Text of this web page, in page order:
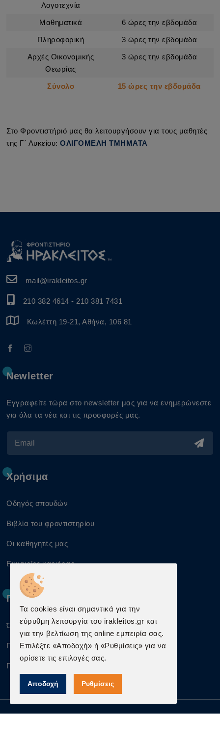
Λογοτεχνία
Μαθηματικά 6 ώρες την εβδομάδα
Πληροφορική 3 ώρες την εβδομάδα
Αρχές Οικονομικής
Θεωρίας
3 ώρες την εβδομάδα
Σύνολο 15 ώρες την εβδομάδα
Στο Φροντιστήριό μας θα λειτουργήσουν για τους μαθητές
της Γ´ Λυκείου:ΟΛΙΓΟΜΕΛΗ ΤΜΗΜΑΤΑ
mail@irakleitos.gr
210 382 4614 - 210 381 7431
Κωλέττη 19-21, Αθήνα, 106 81
Χρήσιμα
Οδηγός σπουδών
Βιβλία του φροντιστηρίου
Οι καθηγητές μας
Ευκαιρίες καριέρας
Πληροφορίες
Όροι χρήσης
Προστασία προσωπικών δεδομένων
Πληροφορίες Cookies
Newletter
Εγγραφείτε τώρα στο newsletter μας για να ενημερώνεστε
για όλα τα νέα και τις προσφορές μας.
Τα cookies είναι σημαντικά για την
εύρυθμη λειτουργία του irakleitos.gr και
για την βελτίωση της online εμπειρία σας.
Επιλέξτε «Αποδοχή» ή «Ρυθμίσεις» για να
ορίσετε τις επιλογές σας.
Αποδοχή Ρυθμίσεις